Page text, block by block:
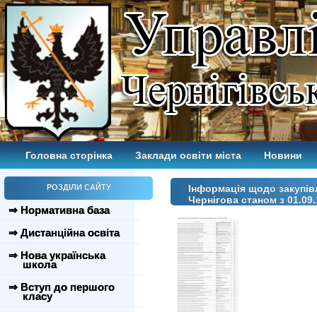
Головна сторінка Заклади освіти міста Новини
РОЗДІЛИ САЙТУ
⇒ Нормативна база
⇒ Дистанційна освіта
⇒ Нова українська
школа
⇒ Вступ до першого
класу
Інформація щодо
Чернігова станом з